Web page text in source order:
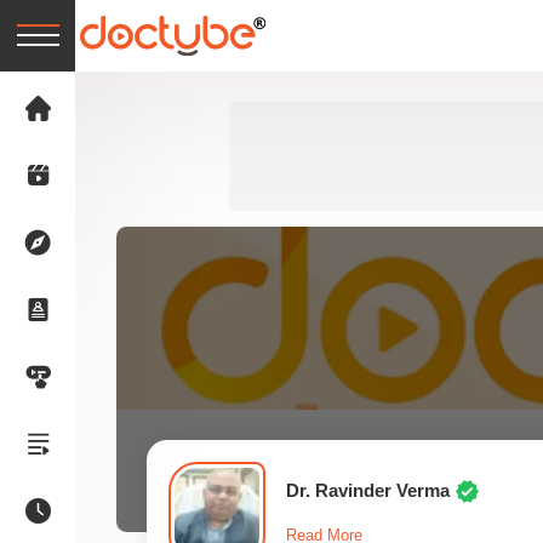
Dr. Ravinder Verma
Read More